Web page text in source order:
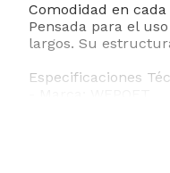
Comodidad en cada
Pensada para el
largos. Su
Especificaciones
- Dimensiones: 46